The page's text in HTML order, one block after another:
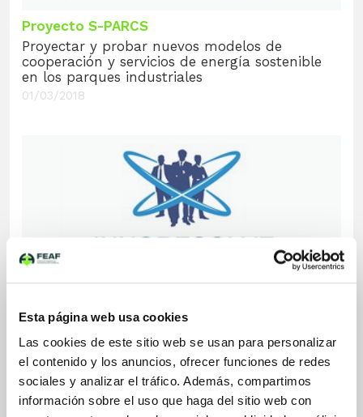
Esta página web usa cookies
Las cookies de este sitio web se usan para personalizar
el contenido y los anuncios, ofrecer funciones de redes
sociales y analizar el tráfico. Además, compartimos
información sobre el uso que haga del sitio web con
Proyecto S-PARCS
Proyectar y probar nuevos modelos de
cooperación y servicios de energía sostenible
en los parques industriales
01/03/2018
Proyecto INNORESOLVE
los retos de la Fundición 4.0
01/09/2017